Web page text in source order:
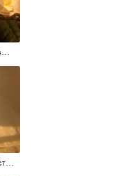
#седьмой #цветы #жизньналоджии
#мгновениеостановись #прекрасныймомент #жаждарасцвета